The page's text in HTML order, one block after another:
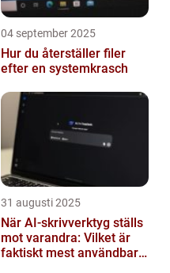
04 september 2025
Hur du återställer filer
efter en systemkrasch
31 augusti 2025
När AI-skrivverktyg ställs
mot varandra: Vilket är
faktiskt mest användbart